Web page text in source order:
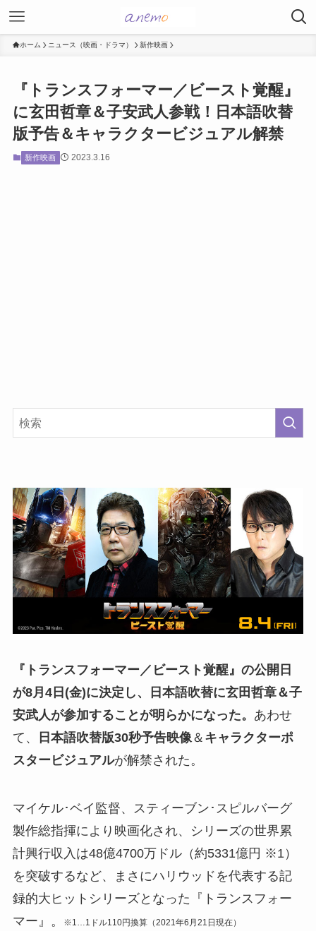
ホーム ニュース（映画・ドラマ） 新作映画
『トランスフォーマー／ビースト覚醒』
に玄田哲章＆子安武人参戦！日本語吹替
版予告＆キャラクタービジュアル解禁
新作映画 2023.3.16
『トランスフォーマー／ビースト覚醒』の公開日
が8月4日(金)に決定し、日本語吹替に玄田哲章＆子
安武人が参加することが明らかになった。 あわせ
て、
日本語吹替版30秒予告映像＆ キャラクターポ
スタービジュアルが解禁された。
マイケル･ベイ監督、スティーブン･スピルバーグ
製作総指揮により映画化され、シリーズの世界累
計興行収入は48億4700万ドル（約5331億円 ※1）
を突破するなど、まさにハリウッドを代表する記
録的大ヒットシリーズとなった『トランスフォー
マー』。
※1…1ドル110円換算（2021年6月21日現在）